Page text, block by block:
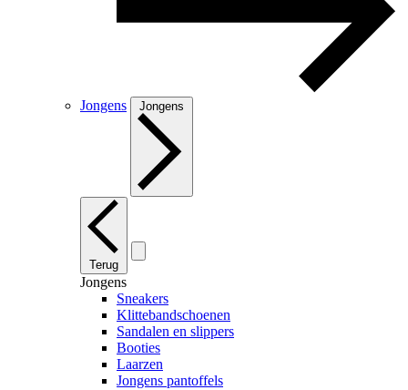
Jongens Jongens
Terug
Jongens
Sneakers
Klittebandschoenen
Sandalen en slippers
Booties
Laarzen
Jongens pantoffels